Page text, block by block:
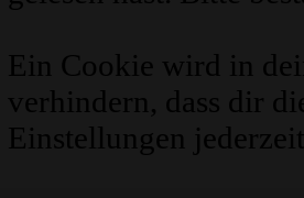
Ein Cookie wird in
verhindern, dass dir
Einstellungen